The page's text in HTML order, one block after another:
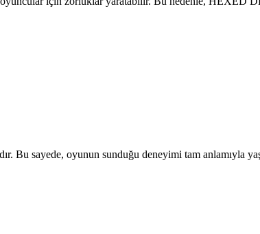
Bu sayede, oyunun sunduğu deneyimi tam anlamıyla